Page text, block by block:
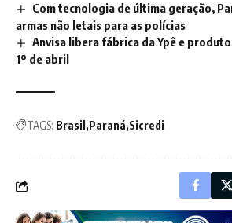
Com tecnologia de última geração,
armas não letais para as polícias
Anvisa libera fábrica da Ypê e
1º de abril
TAGS: Brasil Paraná Sicredi